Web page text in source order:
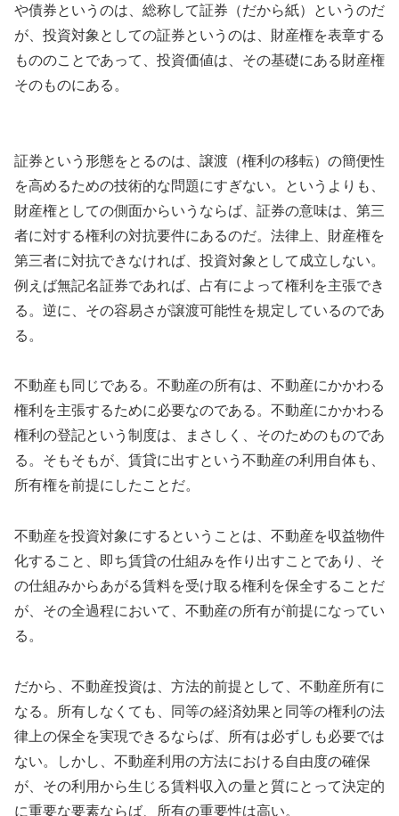
や債券というのは、総称して証券（だから紙）というのだ
が、投資対象としての証券というのは、財産権を表章する
もののことであって、投資価値は、その基礎にある財産権
そのものにある。
証券という形態をとるのは、譲渡（権利の移転）の簡便性
を高めるための技術的な問題にすぎない。というよりも、
財産権としての側面からいうならば、証券の意味は、第三
者に対する権利の対抗要件にあるのだ。法律上、財産権を
第三者に対抗できなければ、投資対象として成立しない。
例えば無記名証券であれば、占有によって権利を主張でき
る。逆に、その容易さが譲渡可能性を規定しているのであ
る。
不動産も同じである。不動産の所有は、不動産にかかわる
権利を主張するために必要なのである。不動産にかかわる
権利の登記という制度は、まさしく、そのためのものであ
る。そもそもが、賃貸に出すという不動産の利用自体も、
所有権を前提にしたことだ。
不動産を投資対象にするということは、不動産を収益物件
化すること、即ち賃貸の仕組みを作り出すことであり、そ
の仕組みからあがる賃料を受け取る権利を保全することだ
が、その全過程において、不動産の所有が前提になってい
る。
だから、不動産投資は、方法的前提として、不動産所有に
なる。所有しなくても、同等の経済効果と同等の権利の法
律上の保全を実現できるならば、所有は必ずしも必要では
ない。しかし、不動産利用の方法における自由度の確保
が、その利用から生じる賃料収入の量と質にとって決定的
に重要な要素ならば、所有の重要性は高い。